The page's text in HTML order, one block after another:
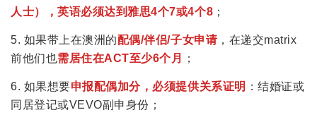
人士），英语必须达到雅思4个7或4个8 ；
5. 如果带上在澳洲的配偶/伴侣/子女申请，在递交matrix
前他们也需居住在ACT至少6个月 ；
6. 如果想要申报配偶加分，必须提供关系证明 ：结婚证或
同居登记或VEVO副申身份；